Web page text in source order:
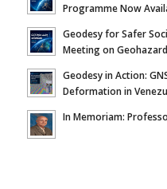
Programme Now
Geodesy for Safer
Meeting on
Geodesy in Action:
Deformation in
In Memoriam: